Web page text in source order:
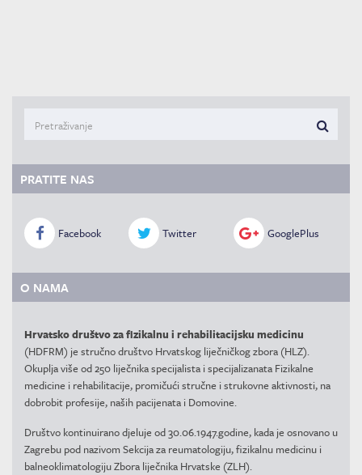
PRATITE NAS
Facebook Twitter GooglePlus
O NAMA
Hrvatsko društvo za fizikalnu i rehabilitacijsku medicinu
(HDFRM) je stručno društvo Hrvatskog liječničkog zbora (HLZ).
Okuplja više od 250 liječnika specijalista i specijalizanata Fizikalne
medicine i rehabilitacije, promičući stručne i strukovne aktivnosti, na
dobrobit profesije, naših pacijenata i Domovine.
Društvo kontinuirano djeluje od 30.06.1947.godine, kada je osnovano u
Zagrebu pod nazivom Sekcija za reumatologiju, fizikalnu medicinu i
balneoklimatologiju Zbora liječnika Hrvatske (ZLH).